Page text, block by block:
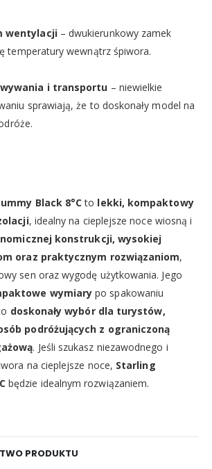
wentylacji– dwukierunkowy zamek
temperatury wewnątrz śpiwora.
i transportu – niewielkie
sprawiają, że to doskonały model na
Black 8°Cto lekki, kompaktowy
, idealny na cieplejsze noce wiosną i
konstrukcji, wysokiej
oraz praktycznym rozwiązaniom,
sen oraz wygodę użytkowania. Jego
wymiary po spakowaniu
doskonały wybór dla turystów,
podróżujących z ograniczoną
. Jeśli szukasz niezawodnego i
na cieplejsze noce, Starling
będzie idealnym rozwiązaniem.
PRODUKTU